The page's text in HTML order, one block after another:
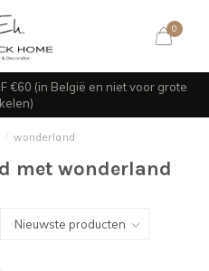
0
€60 (in België en niet voor grote
/ wonderland
met wonderland